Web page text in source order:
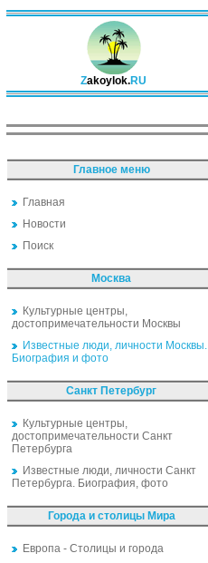
Zakoylok.RU
Главное меню
Главная
Новости
Поиск
Москва
Культурные центры,
достопримечательности Москвы
Известные люди, личности Москвы.
Биография и фото
Санкт Петербург
Культурные центры,
достопримечательности Санкт
Петербурга
Известные люди, личности Санкт
Петербурга. Биография, фото
Города и столицы Мира
Европа - Столицы и города